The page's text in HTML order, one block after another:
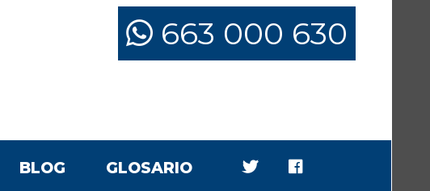
663 000 630
BLOG GLOSARIO